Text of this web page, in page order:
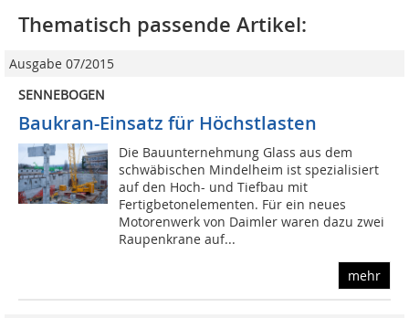
Thematisch passende Artikel:
Ausgabe 07/2015
SENNEBOGEN
Baukran-Einsatz für Höchstlasten
Die Bauunternehmung Glass aus dem
schwäbischen Mindelheim ist spezialisiert
auf den Hoch- und Tiefbau mit
Fertigbetonelementen. Für ein neues
Motorenwerk von Daimler waren dazu zwei
Raupenkrane auf...
mehr